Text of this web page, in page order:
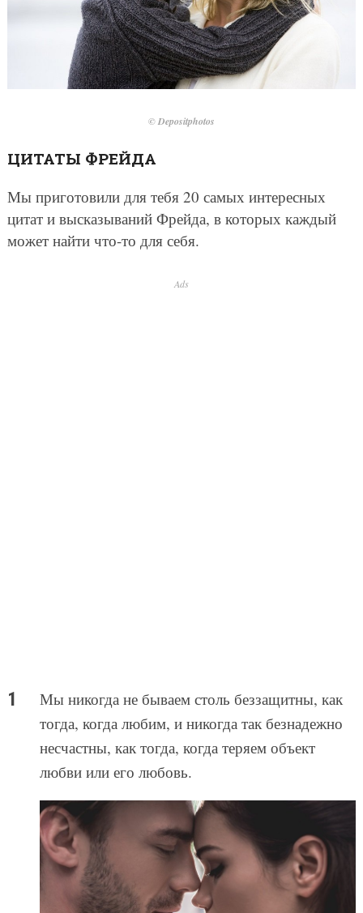
© Depositphotos
ЦИТАТЫ ФРЕЙДА
Мы приготовили для тебя 20 самых интересных
цитат и высказываний Фрейда, в которых каждый
может найти что-то для себя.
Ads
Мы никогда не бываем столь беззащитны, как
тогда, когда любим, и никогда так безнадежно
несчастны, как тогда, когда теряем объект
любви или его любовь.